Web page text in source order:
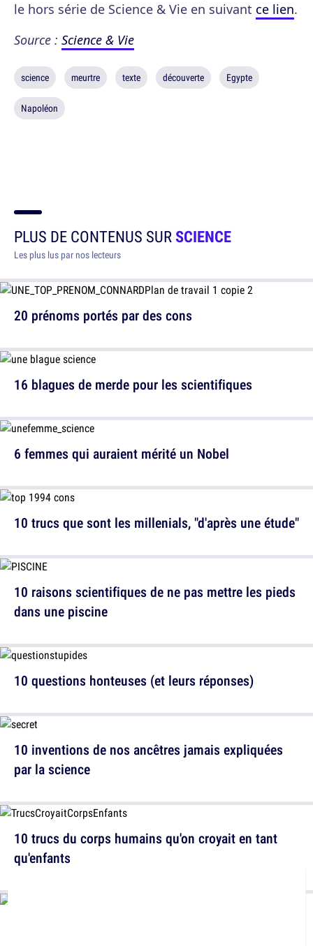
le hors série de Science & Vie en suivant ce lien.
Source : Science & Vie
science meurtre texte découverte Egypte
Napoléon
PLUS DE CONTENUS SURSCIENCE
Les plus lus par nos lecteurs
20 prénoms portés par des cons
6 femmes qui auraient mérité un Nobel
10 raisons scientifiques de ne pas mettre les pieds
dans une piscine
10 inventions de nos ancêtres jamais expliquées
par la science
16 blagues de merde pour les scientifiques
10 trucs que sont les millenials, "d'après une étude"
10 questions honteuses (et leurs réponses)
10 trucs du corps humains qu'on croyait en tant
qu'enfants